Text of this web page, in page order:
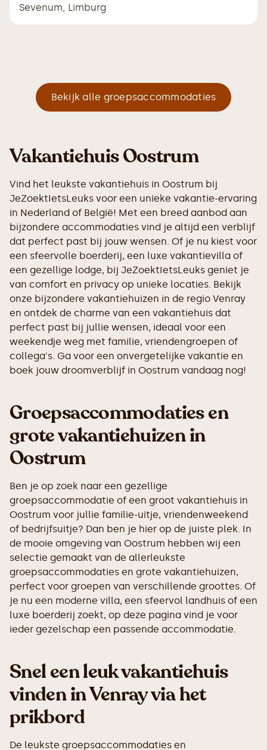
Sevenum Limburg
Bekijk alle groepsaccommodaties
Vakantiehuis Oostrum
Vind het leukste vakantiehuis in Oostrum bij
JeZoektIetsLeuks voor een unieke vakantie-ervaring
in Nederland of België! Met een breed aanbod aan
bijzondere accommodaties vind je altijd een verblijf
dat perfect past bij jouw wensen. Of je nu kiest voor
een sfeervolle boerderij, een luxe vakantievilla of
een gezellige lodge, bij JeZoektIetsLeuks geniet je
van comfort en privacy op unieke locaties. Bekijk
onze bijzondere vakantiehuizen in de regio Venray
en ontdek de charme van een vakantiehuis dat
perfect past bij jullie wensen, ideaal voor een
weekendje weg met familie, vriendengroepen of
collega's. Ga voor een onvergetelijke vakantie en
boek jouw droomverblijf in Oostrum vandaag nog!
Groepsaccommodaties en
grote vakantiehuizen in
Oostrum
Ben je op zoek naar een gezellige
groepsaccommodatie of een groot vakantiehuis in
Oostrum voor jullie familie-uitje, vriendenweekend
of bedrijfsuitje? Dan ben je hier op de juiste plek. In
de mooie omgeving van Oostrum hebben wij een
selectie gemaakt van de allerleukste
groepsaccommodaties en grote vakantiehuizen,
perfect voor groepen van verschillende groottes. Of
je nu een moderne villa, een sfeervol landhuis of een
luxe boerderij zoekt, op deze pagina vind je voor
ieder gezelschap een passende accommodatie.
Snel een leuk vakantiehuis
vinden in Venray via het
prikbord
De leukste groepsaccommodaties en